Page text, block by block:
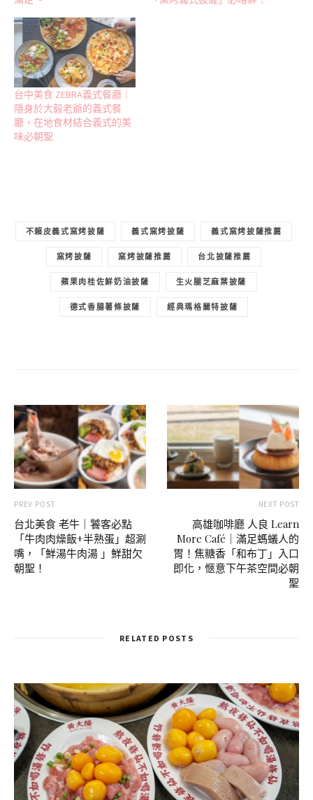
台中美食 ZEBRA義式餐廳｜
隱身於大毅老爺的義式餐
廳，在地食材結合義式的美
味必朝聖
不賴皮義式窯烤披薩 義式窯烤披薩 義式窯烤披薩推薦
窯烤披薩 窯烤披薩推薦 台北披薩推薦
蘋果肉桂佐鮮奶油披薩 生火腿芝麻葉披薩
德式香腸薯條披薩 經典瑪格麗特披薩
PREV POST
台北美食 老牛｜饕客必點
「牛肉肉燥飯+半熟蛋」超涮
嘴，「鮮湯牛肉湯 」鮮甜欠
朝聖！
NEXT POST
高雄咖啡廳 人良 Learn
More Café｜滿足螞蟻人的
胃！焦糖香「和布丁」入口
即化，愜意下午茶空間必朝
聖
RELATED POSTS